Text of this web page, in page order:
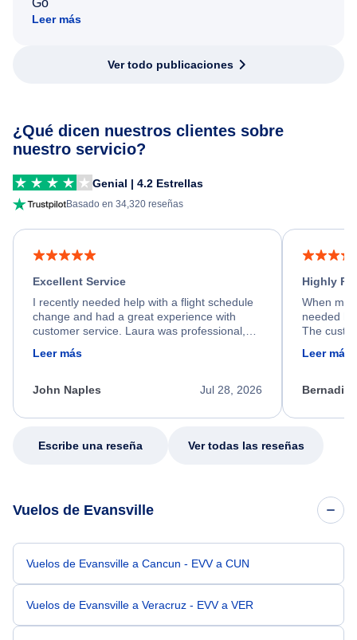
Go
Leer más
Ver todo publicaciones
¿Qué dicen nuestros clientes sobre
nuestro servicio?
Genial | 4.2 Estrellas
Basado en 34,320 reseñas
Excellent Service
I recently needed help with a flight schedule
change and had a great experience with
customer service. Laura was professional,
friendly, and very helpful throughout the
process. She quickly found a solution and
appreciate her excellent service.
Leer más
Jul 28, 2026
John Naples
Highly
When my
needed
The
calm,
my issue.
Leer más
Escribe una reseña Ver todas las reseñas
Vuelos de Evansville
Vuelos de Evansville a Cancun - EVV a CUN
Vuelos de Evansville a Veracruz - EVV a VER